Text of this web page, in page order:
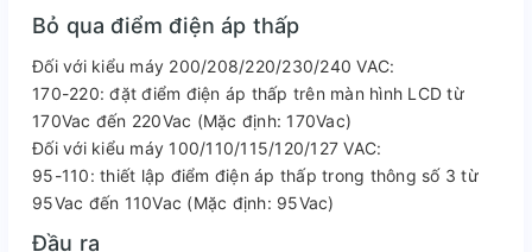
Bỏ qua điểm điện áp thấp
Đối với kiểu máy 200/208/220/230/240 VAC:
170-220: đặt điểm điện áp thấp trên màn hình LCD từ
170Vac đến 220Vac (Mặc định: 170Vac)
Đối với kiểu máy 100/110/115/120/127 VAC:
95-110: thiết lập điểm điện áp thấp trong thông số 3 từ
95Vac đến 110Vac (Mặc định: 95Vac)
Đầu ra